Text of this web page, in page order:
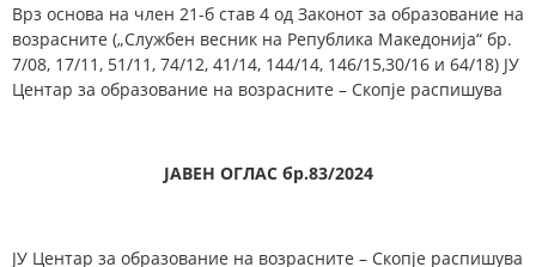
Врз основа на член 21-б став 4 од Законот за образование на
возрасните („Службен весник на Република Македонија“ бр.
7/08, 17/11, 51/11, 74/12, 41/14, 144/14, 146/15,30/16 и 64/18) ЈУ
Центар за образование на возрасните – Скопје распишува
ЈАВЕН ОГЛАС бр.83/2024
ЈУ Центар за образование на возрасните – Скопје распишува